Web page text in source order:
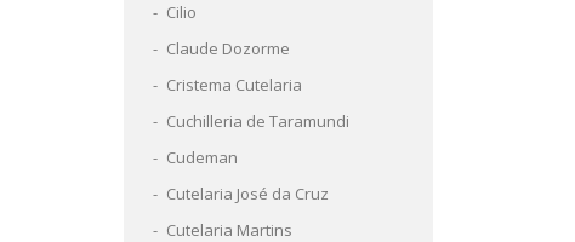
Cilio
Claude Dozorme
Cristema Cutelaria
Cuchilleria de Taramundi
Cudeman
Cutelaria José da Cruz
Cutelaria Martins